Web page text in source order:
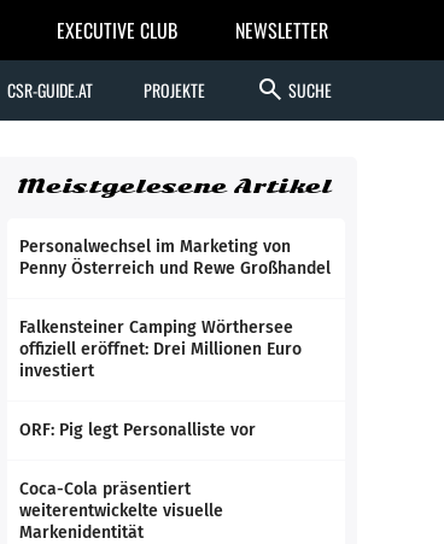
EXECUTIVE CLUB NEWSLETTER
CSR-GUIDE.AT PROJEKTE search SUCHE
Meistgelesene Artikel
Personalwechsel im Marketing von
Penny Österreich und Rewe Großhandel
Falkensteiner Camping Wörthersee
offiziell eröffnet: Drei Millionen Euro
investiert
ORF: Pig legt Personalliste vor
Coca-Cola präsentiert
weiterentwickelte visuelle
Markenidentität